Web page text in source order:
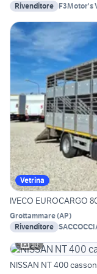
Rivenditore F3Motor's
Vetrina
IVECO EUROCARGO
Grottammare(AP)
Rivenditore
10
NISSAN NT 400